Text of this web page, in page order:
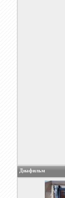
Диафильм